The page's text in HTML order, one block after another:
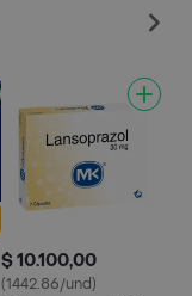
$ 10.100,00
(1442.86/und)